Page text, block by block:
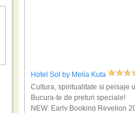
Hotel Sol by Melia Kuta
Cultura, spiritualitate si peisaje
Bucura-te de preturi speciale!
NEW: Early Booking Revelion